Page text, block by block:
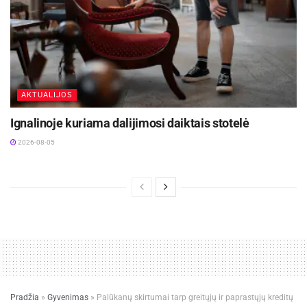
AKTUALIJOS
Ignalinoje kuriama dalijimosi daiktais stotelė
2026-08-05
Pradžia » Gyvenimas » Palūkanų skirtumai tarp greitųjų ir paprastųjų kreditų